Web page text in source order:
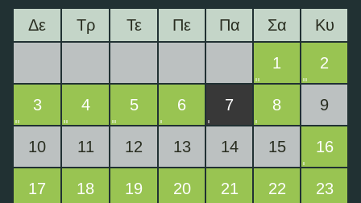
Δε Τρ Τε Πε Πα Σα Κυ
1 2
3 4 5 6 7 8 9
10 11 12 13 14 15 16
17 18 19 20 21 22 23